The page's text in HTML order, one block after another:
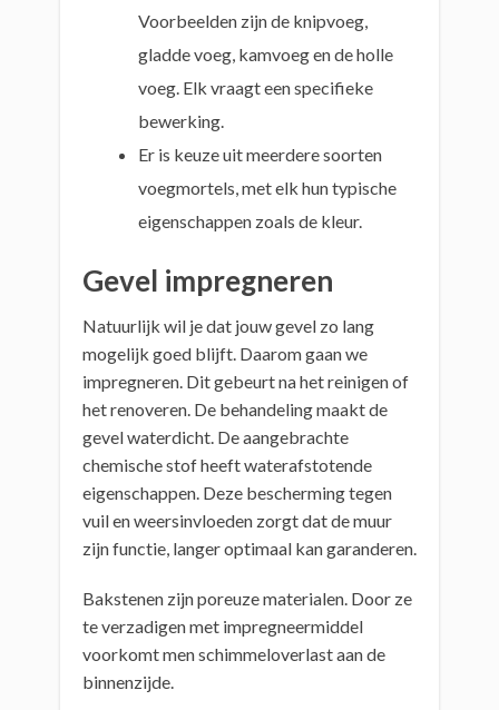
Voorbeelden zijn de knipvoeg,
gladde voeg, kamvoeg en de holle
voeg. Elk vraagt een specifieke
bewerking.
Er is keuze uit meerdere soorten
voegmortels, met elk hun typische
eigenschappen zoals de kleur.
Gevel impregneren
Natuurlijk wil je dat jouw gevel zo lang
mogelijk goed blijft. Daarom gaan we
impregneren. Dit gebeurt na het reinigen of
het renoveren. De behandeling maakt de
gevel waterdicht. De aangebrachte
chemische stof heeft waterafstotende
eigenschappen. Deze bescherming tegen
vuil en weersinvloeden zorgt dat de muur
zijn functie, langer optimaal kan garanderen.
Bakstenen zijn poreuze materialen. Door ze
te verzadigen met impregneermiddel
voorkomt men schimmeloverlast aan de
binnenzijde.